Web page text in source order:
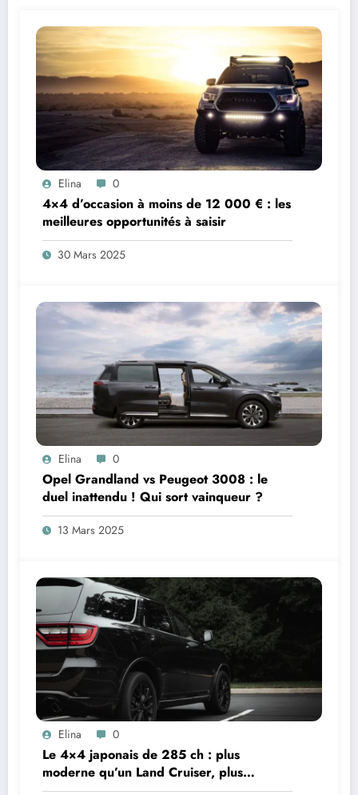
Elina 0
4×4 d’occasion à moins de 12 000 € : les
meilleures opportunités à saisir
30 Mars 2025
Elina 0
Opel Grandland vs Peugeot 3008 : le
duel inattendu ! Qui sort vainqueur ?
13 Mars 2025
Elina 0
Le 4×4 japonais de 285 ch : plus
moderne qu’un Land Cruiser, plus
baroudeur qu’un SUV